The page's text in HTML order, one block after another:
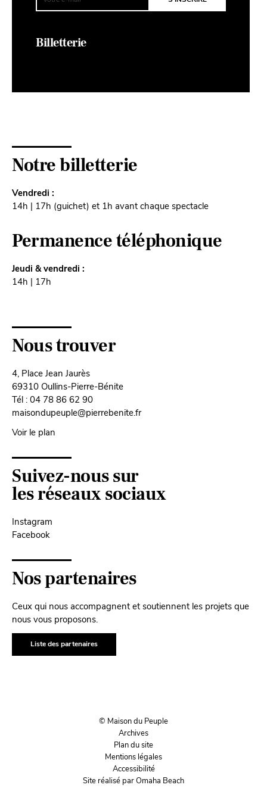
Billetterie
Notre billetterie
Vendredi :
14h | 17h (guichet) et 1h avant chaque spectacle
Permanence téléphonique
Jeudi & vendredi :
14h | 17h
Nous trouver
4, Place Jean Jaurès
69310 Oullins-Pierre-Bénite
Tél : 04 78 86 62 90
maisondupeuple@pierrebenite.fr
Voir le plan
Suivez-nous sur
les réseaux sociaux
Instagram
Facebook
Nos partenaires
Ceux qui nous accompagnent et soutiennent les projets que
nous vous proposons.
Liste des partenaires
© Maison du Peuple
Archives
Plan du site
Mentions légales
Accessibilité
Site réalisé par Omaha Beach